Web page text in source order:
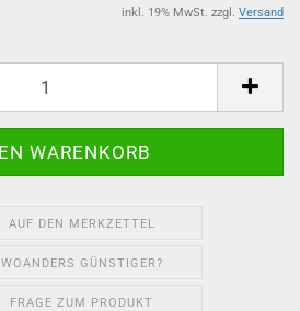
inkl. 19% MwSt. zzgl. Versand
AUF DEN MERKZETTEL
WOANDERS GÜNSTIGER?
FRAGE ZUM PRODUKT